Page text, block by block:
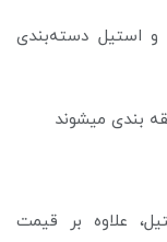
استیل دسته‌بندی
علاوه بر قیمت